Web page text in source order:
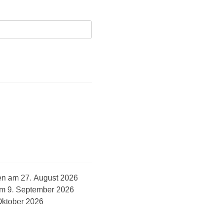
am 27. August 2026
9. September 2026
2026